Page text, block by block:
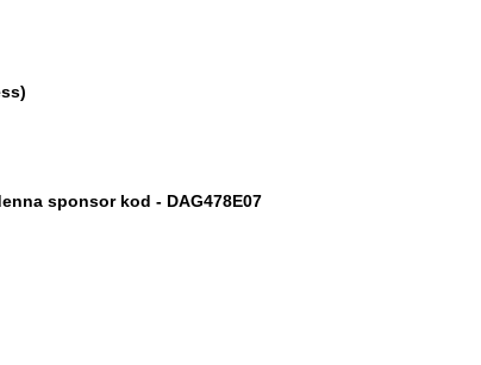
sponsor kod - DAG478E07